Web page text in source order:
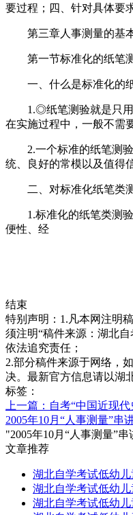
要过程；四、针对具体要
第三章人事测量的基
第一节标准化的纸笔
一、什么是标准化的
1.◎纸笔测验就是只用
在实施过程中，一般不需
2.一个标准的纸笔测验
统、良好的常模以及值得
二、对标准化纸笔类
1.标准化的纸笔类测验
便性、经
结束
特别声明：1.凡本网注明
须注明“稿件来源：湖北自
依法追究责任；
2.部分稿件来源于网络，
决。最新官方信息请以湖
标签：
上一篇：自考“中国近现
2005年10月“人事测量”串
"2005年10月“人事测量”
文章推荐
湖北自学考试低幼
湖北自学考试低幼
湖北自学考试低幼